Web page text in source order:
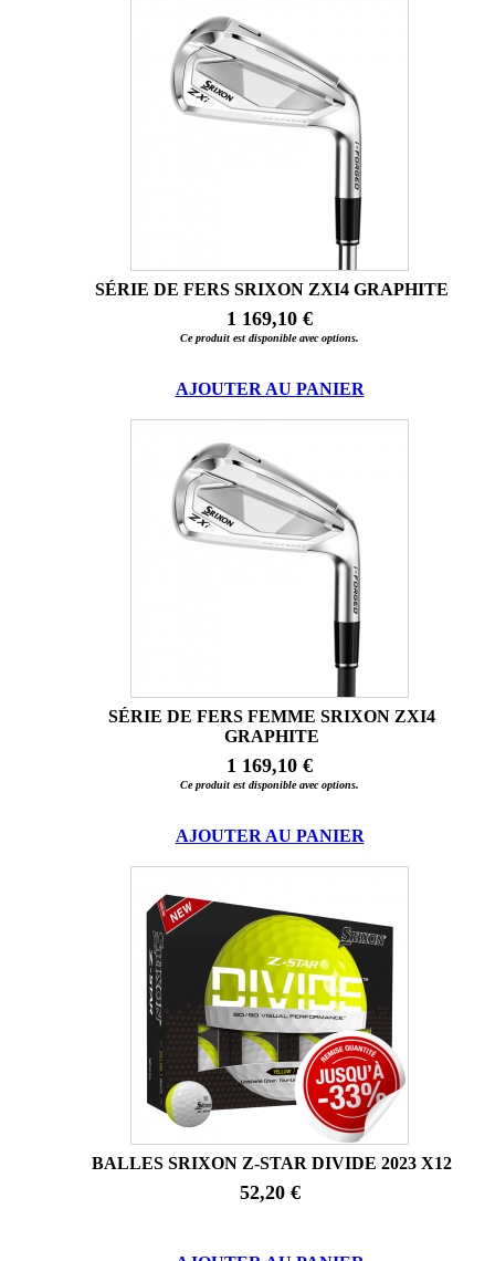
SÉRIE DE FERS SRIXON ZXI4 GRAPHITE
1 169,10 €
Ce produit est disponible avec options.
AJOUTER AU PANIER
SÉRIE DE FERS FEMME SRIXON ZXI4
GRAPHITE
1 169,10 €
Ce produit est disponible avec options.
AJOUTER AU PANIER
BALLES SRIXON Z-STAR DIVIDE 2023 X12
52,20 €